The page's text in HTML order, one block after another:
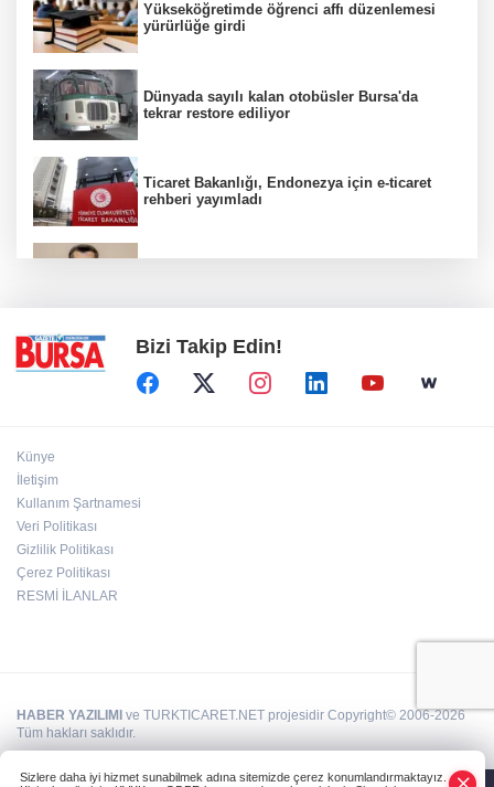
Yükseköğretimde öğrenci affı düzenlemesi
yürürlüğe girdi
Dünyada sayılı kalan otobüsler Bursa'da
tekrar restore ediliyor
Ticaret Bakanlığı, Endonezya için e-ticaret
rehberi yayımladı
Bizi Takip Edin!
Künye
İletişim
Kullanım Şartnamesi
Veri Politikası
Gizlilik Politikası
Çerez Politikası
RESMİ İLANLAR
HABER YAZILIMI ve TURKTICARET.NET projesidir Copyright© 2006-2026
Tüm hakları saklıdır.
Sizlere daha iyi hizmet sunabilmek adına sitemizde çerez konumlandırmaktayız.